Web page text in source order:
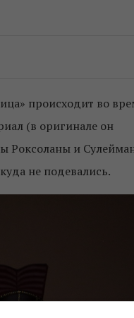
происходит во
(в оригинале он
Роксоланы и
не подевались.